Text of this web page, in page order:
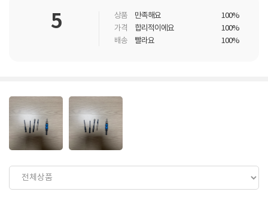
5 상품 만족해요
100%
가격
합리적이에요
100%
배송
빨라요 100%